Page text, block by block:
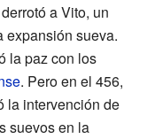
a Vito, un
expansión sueva.
la paz con los
. Pero en el 456,
la intervención de
suevos en la